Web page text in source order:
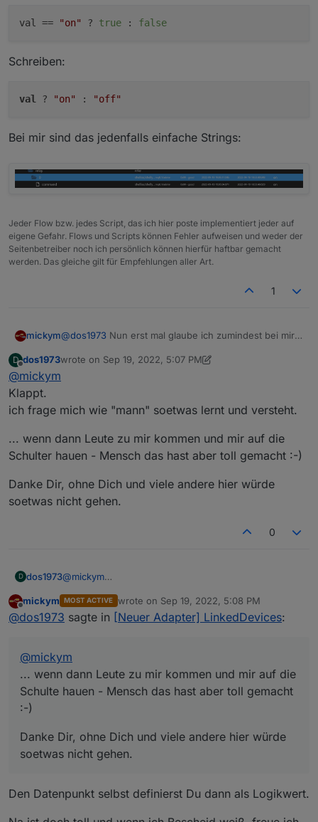
val == "on" ? true : false
Schreiben:
val ? "on" : "off"
Bei mir sind das jedenfalls einfache Strings:
Jeder Flow bzw. jedes Script, das ich hier poste implementiert jeder auf
eigene Gefahr. Flows und Scripts können Fehler aufweisen und weder der
Seitenbetreiber noch ich persönlich können hierfür haftbar gemacht
werden. Das gleiche gilt für Empfehlungen aller Art.
1
mickym@dos1973 Nun erst mal glaube ich zumindest bei mir
geschrieben ist - ist aber vielleicht auch egal - aber
einfach direkt on oder off in den command
Deswegen vereinfacht sich das:
Lesen:
Schreiben:
D
Offline
dos1973wrote on Sep 19, 2022, 5:07 PM
last edited by dos1973Sep 19, 2022, 7:07 PM
@mickym
Klappt.
ich frage mich wie "mann" soetwas lernt und versteht.
... wenn dann Leute zu mir kommen und mir auf die
Schulter hauen - Mensch das hast aber toll gemacht :-)
Danke Dir, ohne Dich und viele andere hier würde
soetwas nicht gehen.
0
D dos1973@mickym
ich frage mich wie "mann" soetwas lernt und versteht.
... wenn dann Leute zu mir kommen und mir auf die
Schulter hauen - Mensch das hast aber toll gemacht
Offline
mickym MOST ACTIVE wrote on Sep 19, 2022, 5:08 PM
last edited by
@dos1973 sagte in [Neuer Adapter] LinkedDevices:
@mickym
... wenn dann Leute zu mir kommen und mir auf die
Schulte hauen - Mensch das hast aber toll gemacht
:-)
Danke Dir, ohne Dich und viele andere hier würde
soetwas nicht gehen.
Den Datenpunkt selbst definierst Du dann als Logikwert.